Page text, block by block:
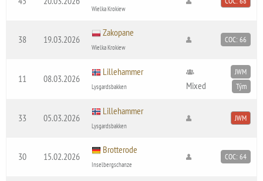
Wielka Krokiew
38 19.03.2026
Zakopane
Wielka Krokiew
COC: 66
11 08.03.2026
Lillehammer
Lysgardsbakken Mixed
JWM
Tým
33 05.03.2026
Lillehammer
Lysgardsbakken
JWM
30 15.02.2026
Brotterode
Inselbergschanze
COC: 64